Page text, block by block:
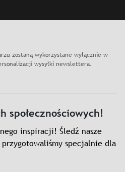
zostaną wykorzystane wyłącznie w
wysyłki newslettera.
społecznościowych!
inspiracji! Śledź nasze
specjalnie dla